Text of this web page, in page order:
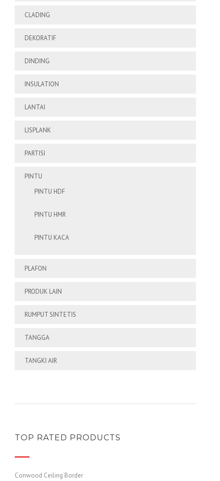
CLADING
DEKORATIF
DINDING
INSULATION
LANTAI
LISPLANK
PARTISI
PINTU
PINTU HDF
PINTU HMR
PINTU KACA
PLAFON
PRODUK LAIN
RUMPUT SINTETIS
TANGGA
TANGKI AIR
TOP RATED PRODUCTS
Conwood Ceiling Border